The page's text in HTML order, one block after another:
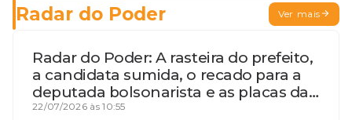
Radar do Poder Ver mais
Radar do Poder: A rasteira do prefeito,
a candidata sumida, o recado para a
deputada bolsonarista e as placas da
discórdia
22/07/2026 às 10:55